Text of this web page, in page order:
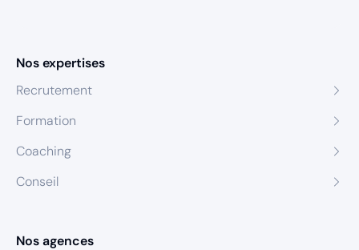
Nos expertises
Recrutement
Formation
Coaching
Conseil
Nos agences